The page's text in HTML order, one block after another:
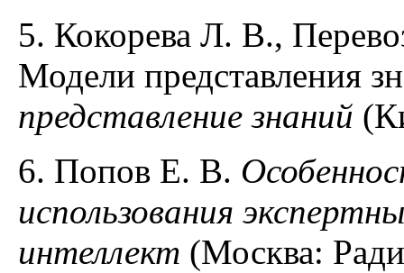
5. Кокорева Л. В.,
Модели представления
представление знаний
6. Попов Е. В.
использования
интеллект (Москва: